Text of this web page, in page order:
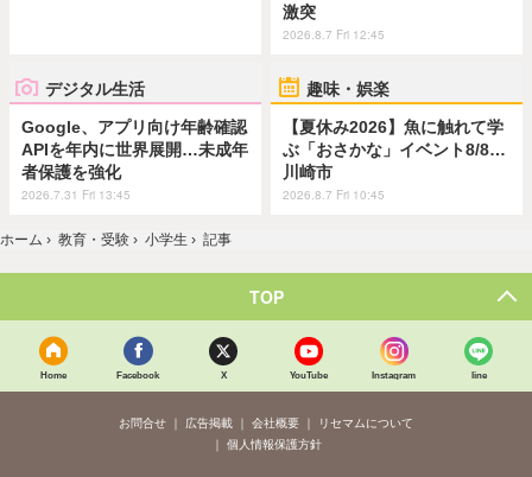
激突
2026.8.7 Fri 12:45
デジタル生活
Google、アプリ向け年齢確認
APIを年内に世界展開…未成年
者保護を強化
2026.7.31 Fri 13:45
趣味・娯楽
【夏休み2026】魚に触れて学
ぶ「おさかな」イベント8/8…
川崎市
2026.8.7 Fri 10:45
ホーム › 教育・受験 › 小学生 › 記事
TOP
Home Facebook X YouTube Instagram line
お問合せ 広告掲載 会社概要
リセマムについて
個人情報保護方針